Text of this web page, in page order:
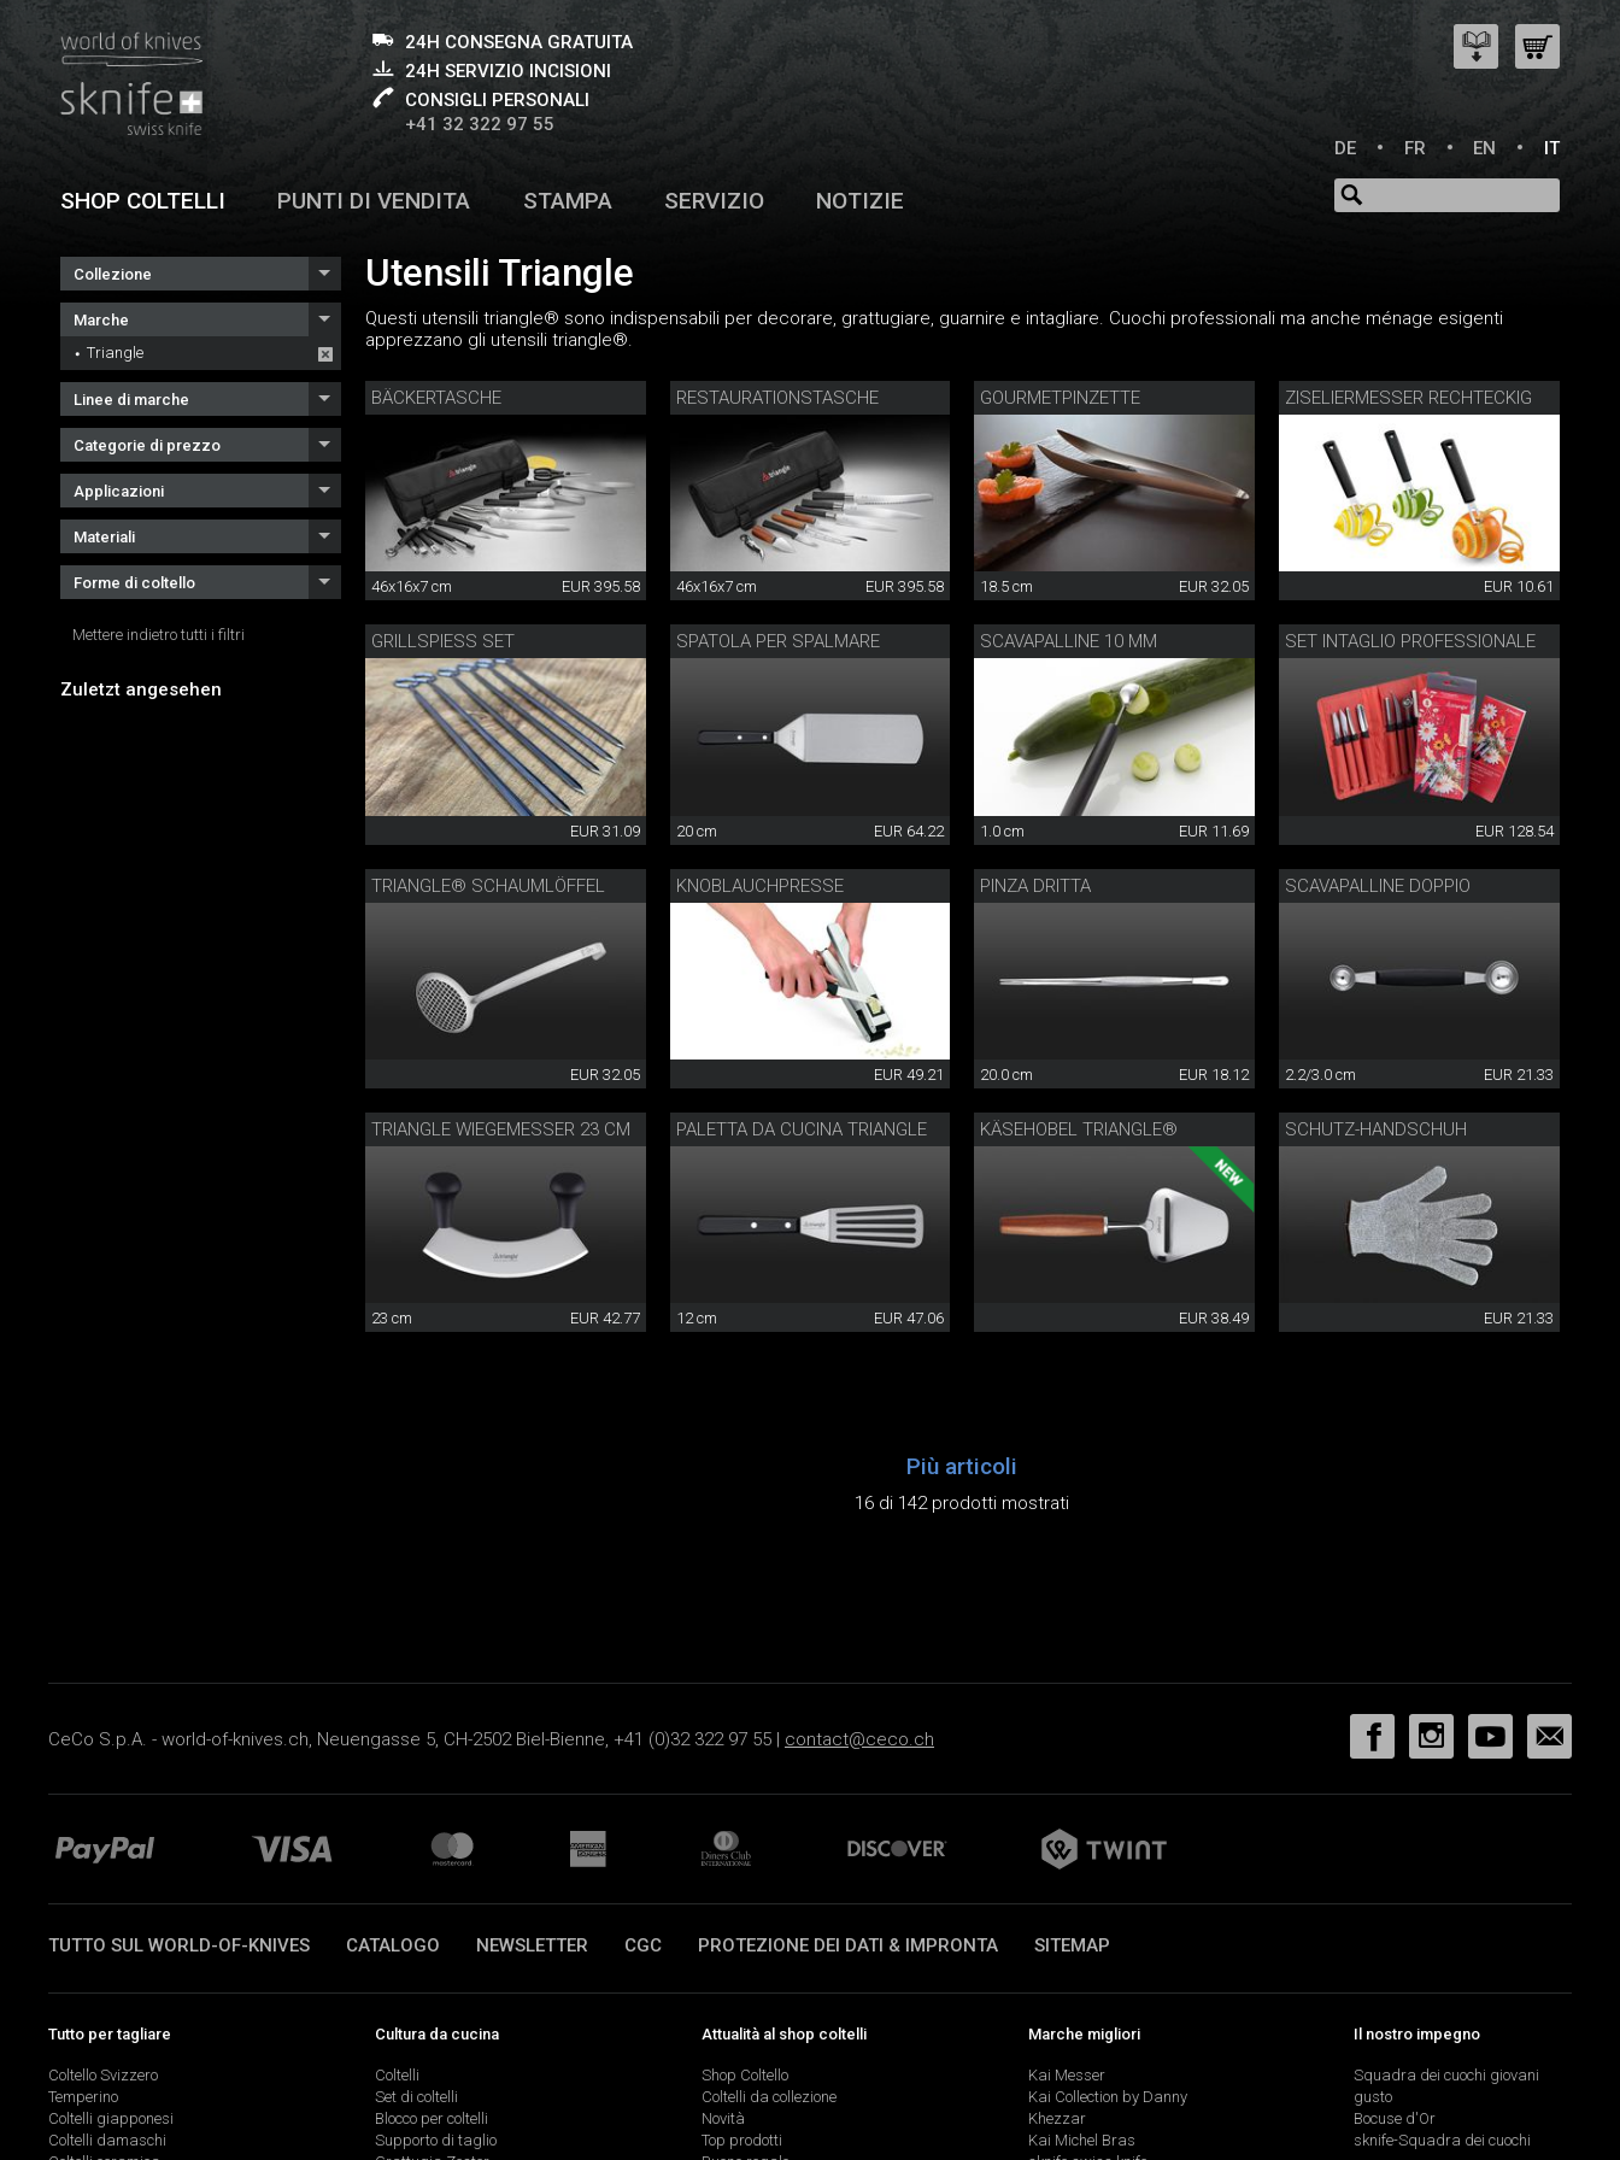
24H CONSEGNA GRATUITA
24H SERVIZIO INCISIONI
CONSIGLI PERSONALI
+41 32 322 97 55
DE
FR EN IT
SHOP COLTELLI PUNTI DI VENDITA STAMPA SERVIZIO NOTIZIE
Collezione
Marche
Triangle
Linee di marche
Categorie di prezzo
Applicazioni
Materiali
Forme di coltello
Mettere indietro tutti i filtri
Zuletzt angesehen
Utensili Triangle
Questi utensili triangle® sono indispensabili per decorare, grattugiare, guarnire e intagliare. Cuochi professionali ma anche ménage esigenti
apprezzano gli utensili triangle®.
BÄCKERTASCHE
46x16x7 cm EUR 395.58
RESTAURATIONSTASCHE
46x16x7 cm EUR 395.58
GOURMETPINZETTE
18.5 cm EUR 32.05
ZISELIERMESSER RECHTECKIG
EUR 10.61
GRILLSPIESS SET
EUR 31.09
SPATOLA PER SPALMARE
20 cm EUR 64.22
SCAVAPALLINE 10 MM
1.0 cm EUR 11.69
SET INTAGLIO PROFESSIONALE
EUR 128.54
TRIANGLE® SCHAUMLÖFFEL
EUR 32.05
KNOBLAUCHPRESSE
EUR 49.21
PINZA DRITTA
20.0 cm EUR 18.12
SCAVAPALLINE DOPPIO
2.2/3.0 cm EUR 21.33
TRIANGLE WIEGEMESSER 23 CM
23 cm EUR 42.77
PALETTA DA CUCINA TRIANGLE
12 cm EUR 47.06
KÄSEHOBEL TRIANGLE®
EUR 38.49
SCHUTZ-HANDSCHUH
EUR 21.33
Più articoli
16 di 142 prodotti mostrati
CeCo S.p.A. - world-of-knives.ch, Neuengasse 5, CH-2502 Biel-Bienne, +41 (0)32 322 97 55 | contact@ceco.ch
TUTTO SUL WORLD-OF-KNIVES CATALOGO NEWSLETTER CGC PROTEZIONE DEI DATI & IMPRONTA SITEMAP
Tutto per tagliare
Coltello Svizzero
Temperino
Coltelli giapponesi
Coltelli damaschi
Cultura da cucina
Coltelli
Set di coltelli
Blocco per coltelli
Supporto di taglio
Attualità al shop coltelli
Shop Coltello
Coltelli da collezione
Novità
Top prodotti
Marche migliori
Kai Messer
Kai Collection by Danny
Khezzar
Kai Michel Bras
Il nostro impegno
Squadra dei cuochi giovani
gusto
Bocuse d'Or
sknife-Squadra dei cuochi